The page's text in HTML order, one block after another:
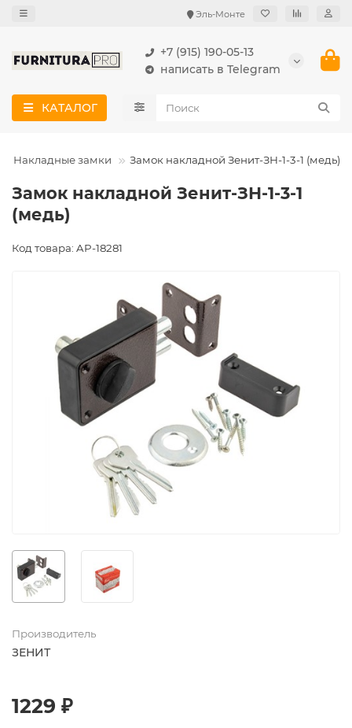
Эль-Монте
+7 (915) 190-05-13
написать в Telegram
КАТАЛОГ
Накладные замки Замок накладной Зенит-ЗН-1-3-1 (медь)
Замок накладной Зенит-ЗН-1-3-1
(медь)
Код товара: AP-18281
Производитель
ЗЕНИТ
1229 ₽